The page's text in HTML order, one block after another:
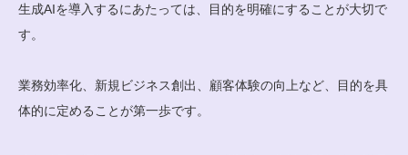
生成AIを導入するにあたっては、目的を明確にすることが大切で
す。
業務効率化、新規ビジネス創出、顧客体験の向上など、目的を具
体的に定めることが第一歩です。